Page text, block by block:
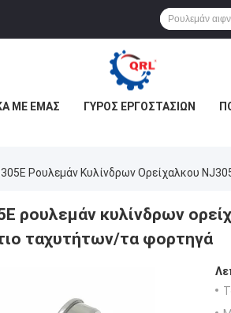
ΜΕ ΕΜΆΣ ΓΎΡΟΣ ΕΡΓΟΣΤΑΣΊΩΝ
Ρουλεμάν Κυλίνδρων Ορείχαλκου
ρουλεμάν κυλίνδρων
ταχυτήτων/τα φορτηγά